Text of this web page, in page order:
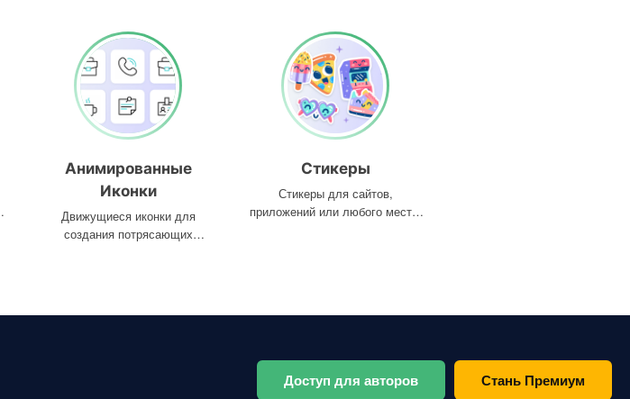
Анимированные
Иконки
Движущиеся иконки для
создания потрясающих
Стикеры
Стикеры для сайтов,
приложений или любого места,
Доступ для авторов Стань Премиум